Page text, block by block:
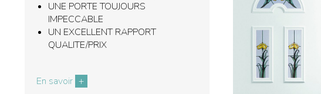
UNE PORTE TOUJOURS
IMPECCABLE
UN EXCELLENT RAPPORT
QUALITE/PRIX
En savoir +